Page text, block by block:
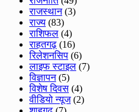
राजस्थान(3)
राज्य (83)
राशिफल (4)
राहतगढ़ (16)
रिलेशनसिप (6)
लाइफ स्टाइल (7)
विज्ञापन(5)
विशेष दिवस (4)
वीडियो न्यूज(2)